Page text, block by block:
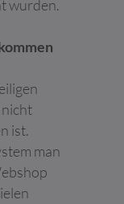
wurden.
nicht
ist.
man
wird
Dies ist
die
die
Website